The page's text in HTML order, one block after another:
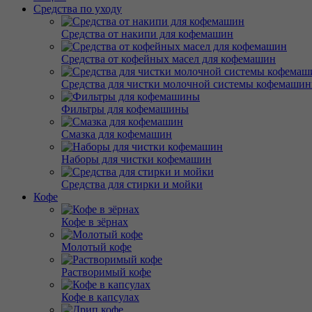
Средства по уходу
Средства от накипи для кофемашин
Средства от кофейных масел для кофемашин
Средства для чистки молочной системы
Фильтры для кофемашины
Смазка для кофемашин
Наборы для чистки кофемашин
Средства для стирки и мойки
Кофе
Кофе в зёрнах
Молотый кофе
Растворимый кофе
Кофе в капсулах